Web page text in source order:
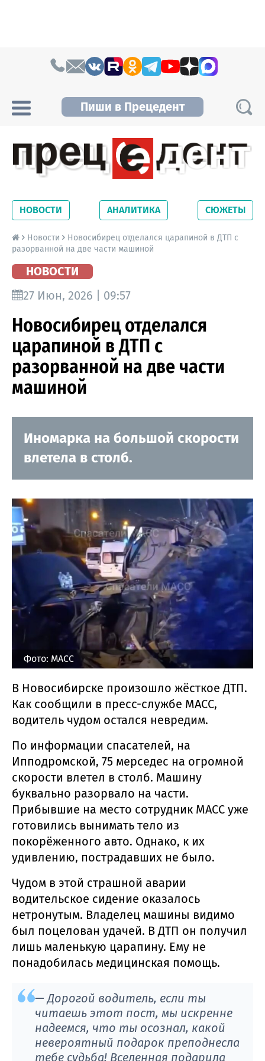
Пиши в Прецедент
Новосибирской области. Читайте свежие
новости на сайте сетевого издания
Precedent.
НОВОСТИ АНАЛИТИКА СЮЖЕТЫ
Новости
Новосибирец отделался царапиной в ДТП с
разорванной на две части машиной
НОВОСТИ
27 Июн, 2026 | 09:57
Новосибирец отделался
царапиной в ДТП с
разорванной на две части
машиной
Иномарка на большой скорости
влетела в столб.
Фото: МАСС
В Новосибирске произошло жёсткое ДТП.
Как сообщили в пресс-службе МАСС,
водитель чудом остался невредим.
По информации спасателей, на
Ипподромской, 75 мерседес на огромной
скорости влетел в столб. Машину
буквально разорвало на части.
Прибывшие на место сотрудник МАСС уже
готовились вынимать тело из
покорёженного авто. Однако, к их
удивлению, пострадавших не было.
Чудом в этой страшной аварии
водительское сидение оказалось
нетронутым. Владелец машины видимо
был поцелован удачей. В ДТП он получил
лишь маленькую царапину. Ему не
понадобилась медицинская помощь.
— Дорогой водитель, если ты
читаешь этот пост, мы искренне
надеемся, что ты осознал, какой
невероятный подарок преподнесла
тебе судьба! Вселенная подарила